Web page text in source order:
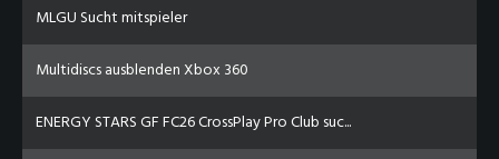
MLGU Sucht mitspieler
Multidiscs ausblenden Xbox 360
ENERGY STARS GF FC26 CrossPlay Pro Club suc...